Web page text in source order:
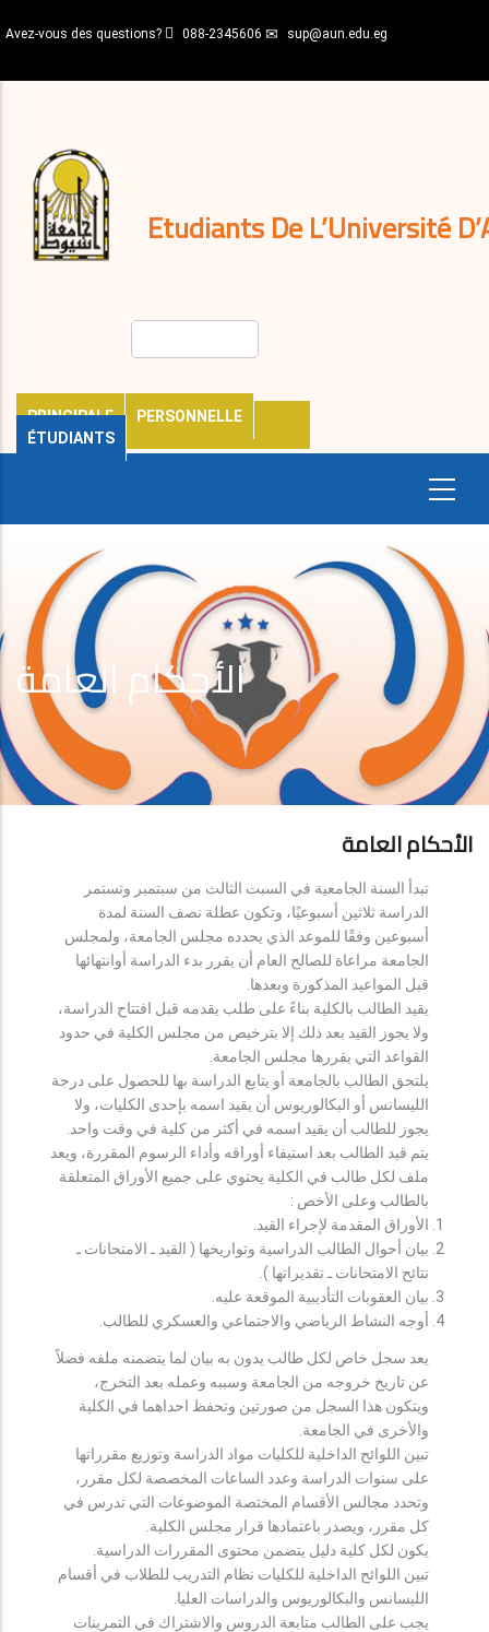
au
principal
Avez-vous des questions? 088-2345606 sup@aun.edu.eg
Etudiants De L’Université
PRINCIPALE
PERSONNELLE
ÉTUDIANTS
décisions
Expatriés
Journal
الأحكام العامة
الأحكام العامة
تبدأ السنة الجامعية في السبت الثالث من سبتمبر وتستمر
الدراسة ثلاثين أسبوعيًا، وتكون عطلة نصف السنة لمدة
أسبوعين وفقًا للموعد الذي يحدده مجلس الجامعة، ولمجلس
الجامعة مراعاة للصالح العام أن يقرر بدء الدراسة أوانتهائها
قبل المواعيد المذكورة وبعدها.
يقيد الطالب بالكلية بناءً على طلب يقدمه قبل افتتاح الدراسة،
ولا يجوز القيد بعد ذلك إلا بترخيص من مجلس الكلية في حدود
القواعد التي يقررها مجلس الجامعة.
يلتحق الطالب بالجامعة أو يتابع الدراسة بها للحصول على درجة
الليسانس أو البكالوريوس أن يقيد اسمه بإحدى الكليات، ولا
يجوز للطالب أن يقيد اسمه في أكثر من كلية في وقت واحد.
يتم قيد الطالب بعد استيفاء أوراقه وأداء الرسوم المقررة، ويعد
ملف لكل طالب في الكلية يحتوي على جميع الأوراق المتعلقة
بالطالب وعلى الأخص :
الأوراق المقدمة لإجراء القيد.
بيان أحوال الطالب الدراسية وتواريخها ( القيد ـ الامتحانات ـ
نتائح الامتحانات ـ تقديراتها ).
بيان العقوبات التأديبية الموقعة عليه.
أوجه النشاط الرياضي والاجتماعي والعسكري للطالب.
يعد سجل خاص لكل طالب يدون به بيان لما يتضمنه ملفه فضلاً
عن تاريخ خروجه من الجامعة وسببه وعمله بعد التخرج،
ويتكون هذا السجل من صورتين وتحفظ احداهما في الكلية
والأخرى في الجامعة.
تبين اللوائح الداخلية للكليات مواد الدراسة وتوزيع مقرراتها
على سنوات الدراسة وعدد الساعات المخصصة لكل مقرر،
وتحدد مجالس الأقسام المختصة الموضوعات التي تدرس في
كل مقرر، ويصدر باعتمادها قرار مجلس الكلية.
يكون لكل كلية دليل يتضمن محتوى المقررات الدراسية.
تبين اللوائح الداخلية للكليات نظام التدريب للطلاب في أقسام
الليسانس والبكالوريوس والدراسات العليا.
يجب على الطالب متابعة الدروس والاشتراك في التمرينات